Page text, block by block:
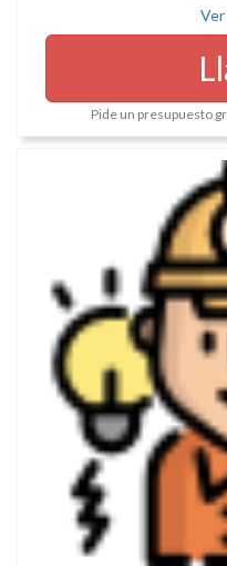
Pide un presupuesto